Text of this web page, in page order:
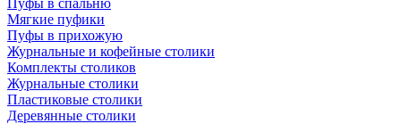
Пуфы в спальню
Мягкие пуфики
Пуфы в прихожую
Журнальные и кофейные столики
Комплекты столиков
Журнальные столики
Пластиковые столики
Деревянные столики